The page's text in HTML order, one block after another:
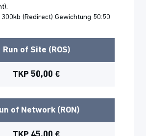
(Redirect) Gewichtung 50:50
Run of Site (ROS)
TKP 50,00 €
of Network (RON)